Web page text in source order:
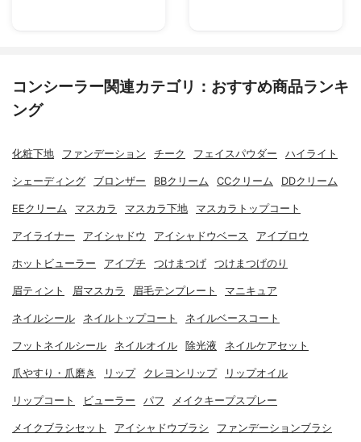
コンシーラー関連カテゴリ：おすすめ商品ランキ
ング
化粧下地 ファンデーション チーク フェイスパウダー ハイライト
シェーディング ブロンザー BBクリーム CCクリーム DDクリーム
EEクリーム マスカラ マスカラ下地 マスカラトップコート
アイライナー アイシャドウ アイシャドウベース アイブロウ
ホットビューラー アイプチ つけまつげ つけまつげのり
眉ティント 眉マスカラ 眉毛テンプレート マニキュア
ネイルシール ネイルトップコート ネイルベースコート
フットネイルシール ネイルオイル 除光液 ネイルケアセット
爪やすり・爪磨き リップ クレヨンリップ リップオイル
リップコート ビューラー パフ メイクキープスプレー
メイクブラシセット アイシャドウブラシ ファンデーションブラシ